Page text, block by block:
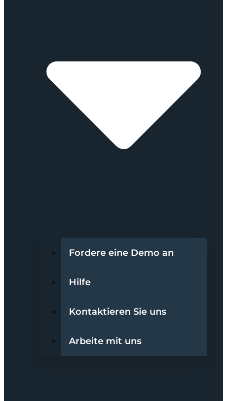
Fordere eine Demo an
Hilfe
Kontaktieren Sie uns
Arbeite mit uns